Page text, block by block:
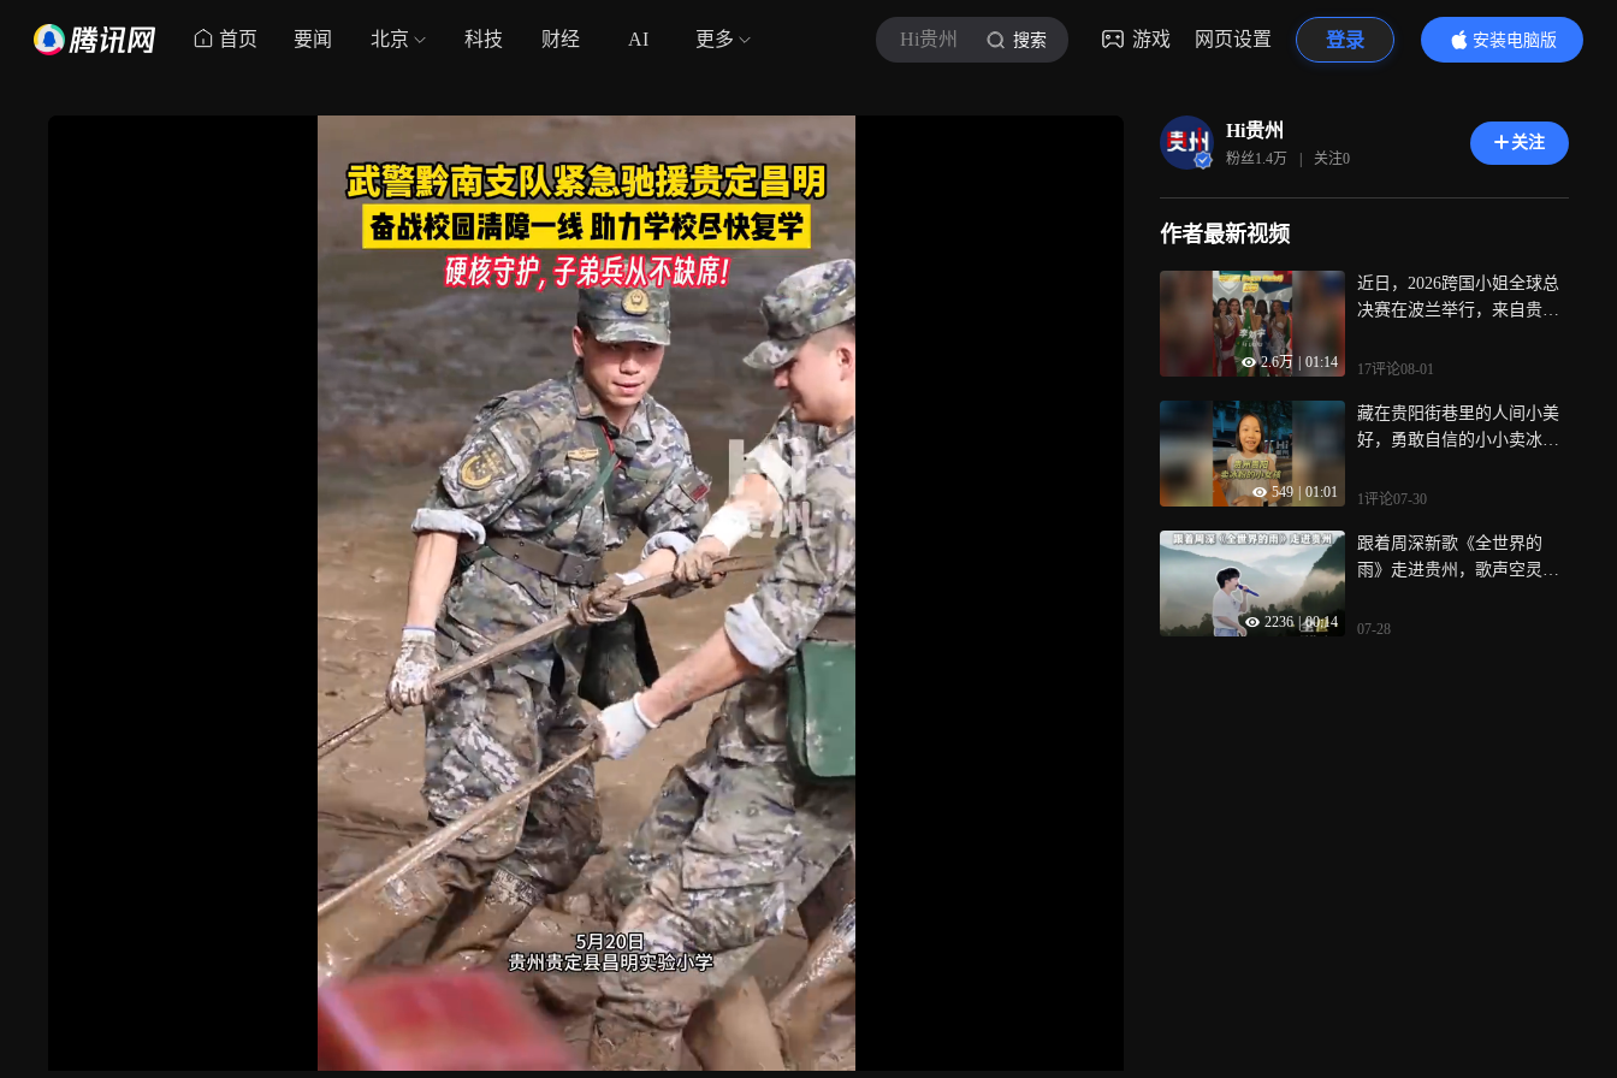
首页 要闻 北京 科技 财经 AI 更多 Hi贵州 搜索 游戏 网页设置 登录
安装电脑版
内容更精彩
Hi贵州
粉丝1.4万 | 关注0
关注
作者最新视频
2.6万 01:14
近日，2026跨国小姐全球总
决赛在波兰举行，来自贵州
的苗族姑娘李刘宇作为中国
upra Model（年度超模单项
赛）亚洲区冠军、全球前五
17评论08-01
549 01:01
藏在贵阳街巷里的人间小美
好，勇敢自信的小小卖冰粉
真！简单的欢喜，温柔融化
1评论07-30
2236 00:14
跟着周深新歌《全世界的
雨》走进贵州，歌声空灵旋
的意义，这也是动画电影
07-28